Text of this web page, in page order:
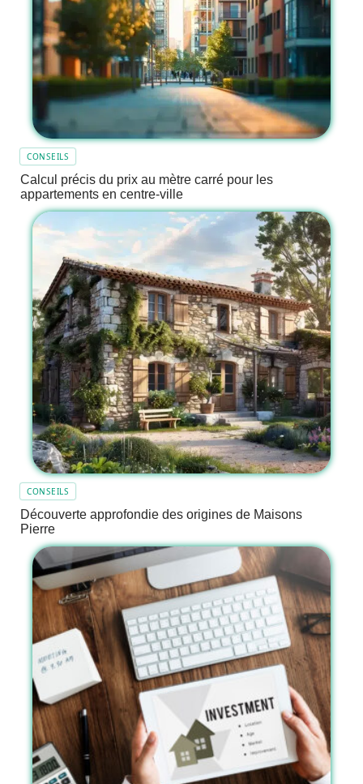
CONSEILS
Calcul précis du prix au mètre carré pour les
appartements en centre-ville
CONSEILS
Découverte approfondie des origines de Maisons
Pierre